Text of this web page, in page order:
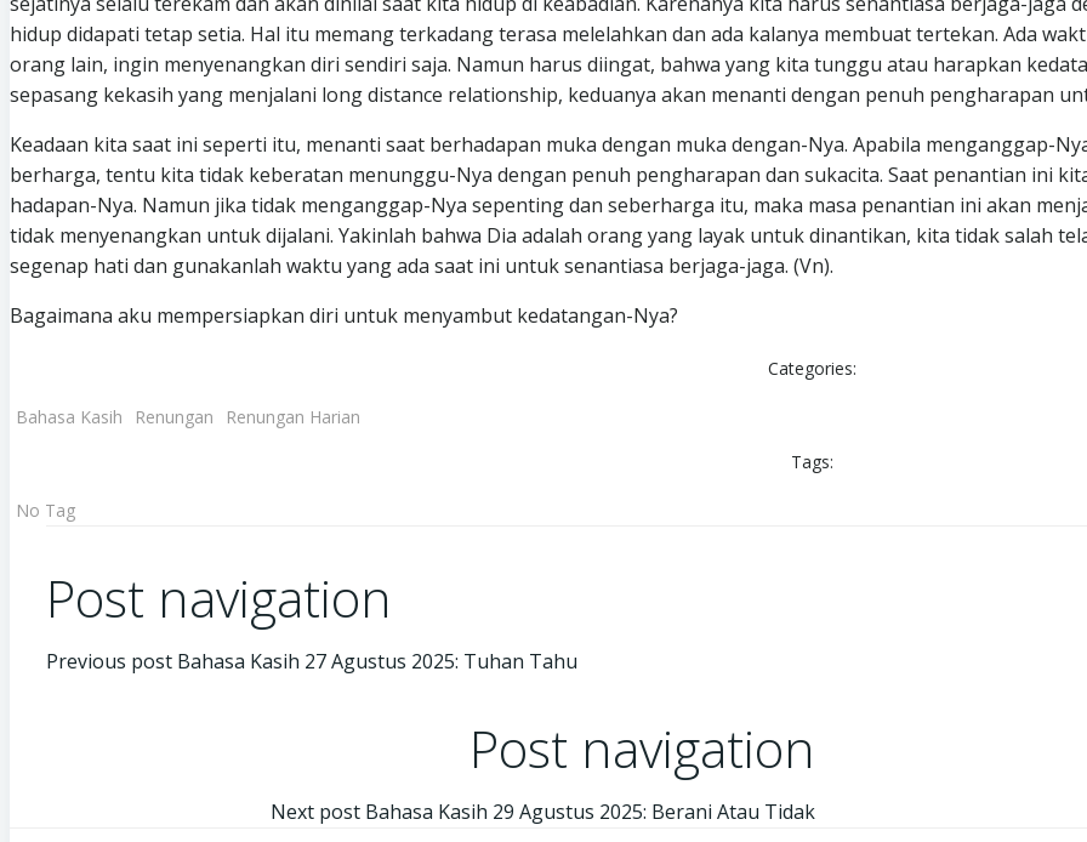
hidup didapati tetap setia. Hal itu memang terkadang terasa melelahkan dan ada kalanya membuat tertekan. Ada
orang lain, ingin menyenangkan diri sendiri saja. Namun harus diingat, bahwa yang kita tunggu atau harapkan
sepasang kekasih yang menjalani long distance relationship, keduanya akan menanti dengan penuh pengharapan
Keadaan kita saat ini seperti itu, menanti saat berhadapan muka dengan muka dengan-Nya. Apabila menganggap-
berharga, tentu kita tidak keberatan menunggu-Nya dengan penuh pengharapan dan sukacita. Saat penantian ini
hadapan-Nya. Namun jika tidak menganggap-Nya sepenting dan seberharga itu, maka masa penantian ini akan
tidak menyenangkan untuk dijalani. Yakinlah bahwa Dia adalah orang yang layak untuk dinantikan, kita tidak salah
segenap hati dan gunakanlah waktu yang ada saat ini untuk senantiasa berjaga-jaga. (Vn).
Bagaimana aku mempersiapkan diri untuk menyambut kedatangan-Nya?
Categories:
Bahasa Kasih Renungan
Renungan Harian
Tags:
No Tag
Post navigation
Previous post Bahasa Kasih 27 Agustus 2025: Tuhan Tahu
Post navigation
Next post Bahasa Kasih 29 Agustus 2025: Berani Atau Tidak